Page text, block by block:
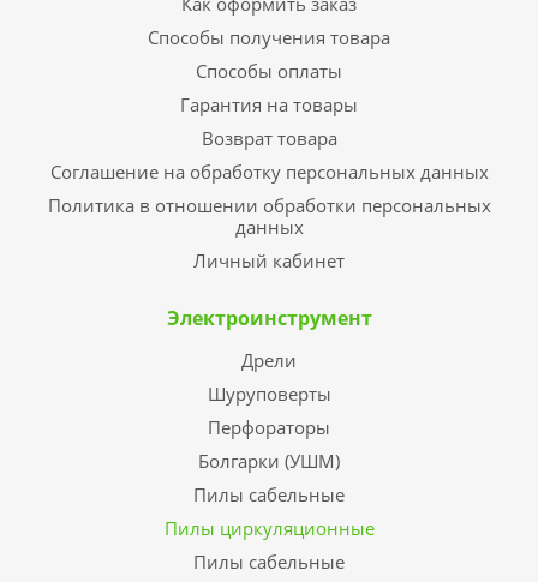
Способы получения товара
Способы оплаты
Гарантия на товары
Возврат товара
Соглашение на обработку персональных данных
Политика в отношении обработки персональных
данных
Личный кабинет
Электроинструмент
Дрели
Шуруповерты
Перфораторы
Болгарки (УШМ)
Пилы сабельные
Пилы циркуляционные
Пилы сабельные